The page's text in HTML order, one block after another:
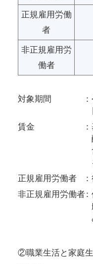
正規雇用労働
者
非正規雇用労
働者
対象期間
賃金
正規雇用労働者
非正規雇用労働者
②職業生活と家庭